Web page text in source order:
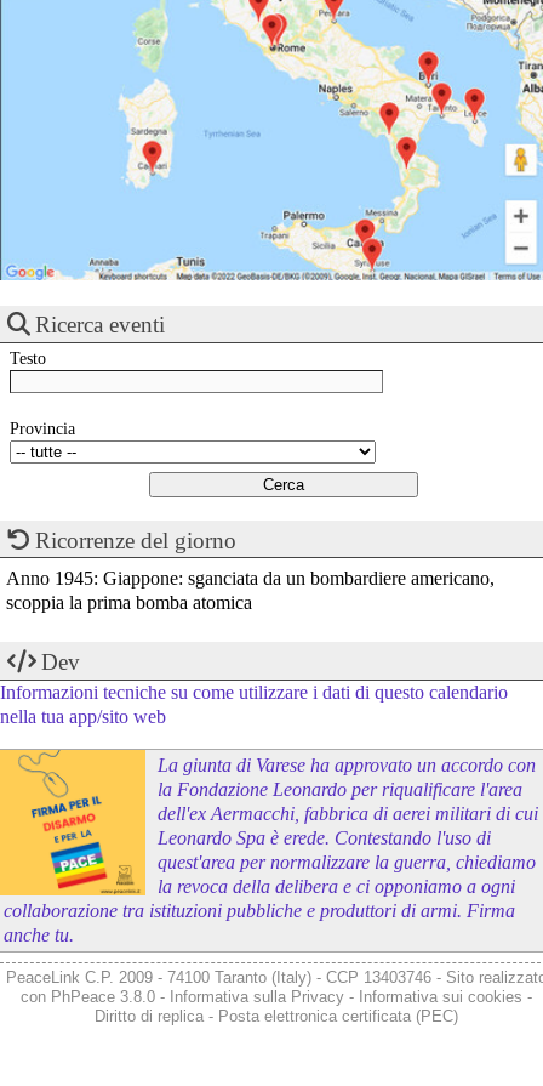
Ricerca eventi
Testo
Provincia
Ricorrenze del giorno
Anno 1945: Giappone: sganciata da un bombardiere americano,
scoppia la prima bomba atomica
Dev
Informazioni tecniche su come utilizzare i dati di questo calendario
nella tua app/sito web
La giunta di Varese ha approvato un accordo con
la Fondazione Leonardo per riqualificare l'area
dell'ex Aermacchi, fabbrica di aerei militari di cui
Leonardo Spa è erede. Contestando l'uso di
quest'area per normalizzare la guerra, chiediamo
la revoca della delibera e ci opponiamo a ogni
collaborazione tra istituzioni pubbliche e produttori di armi. Firma
anche tu.
PeaceLink C.P. 2009 - 74100 Taranto (Italy) - CCP 13403746 - Sito
con PhPeace 3.8.0- Informativa sulla Privacy- Informativa sui cookies -
Diritto di replica- Posta elettronica certificata (PEC)